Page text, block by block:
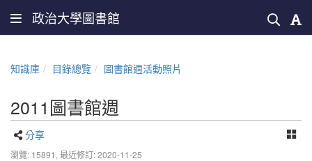
政治大學圖書館
知識庫 目錄總覽 圖書館週活動照片
2011圖書館週
分享
瀏覽: 15891, 最近修訂: 2020-11-25